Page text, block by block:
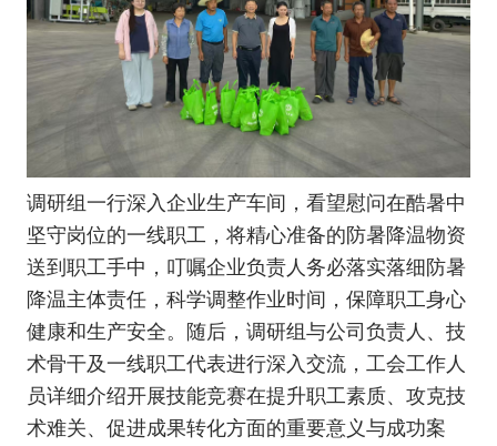
调研组一行深入企业生产车间，看望慰问在酷暑中
坚守岗位的一线职工，将精心准备的防暑降温物资
送到职工手中，叮嘱企业负责人务必落实落细防暑
降温主体责任，科学调整作业时间，保障职工身心
健康和生产安全。随后，调研组与公司负责人、技
术骨干及一线职工代表进行深入交流，工会工作人
员详细介绍开展技能竞赛在提升职工素质、攻克技
术难关、促进成果转化方面的重要意义与成功案